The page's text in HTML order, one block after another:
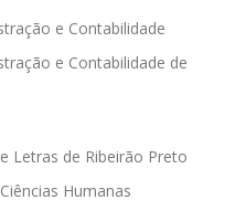
e Contabilidade
e Contabilidade de
Letras de Ribeirão Preto
Humanas